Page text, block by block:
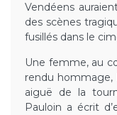
Vendéens
des scènes
fusillés dans le
Une femme, au
rendu hommage,
aiguë de la
Pauloin a écrit